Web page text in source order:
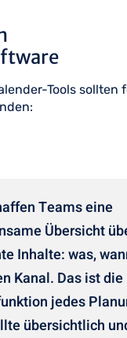
Tools sollten
Teams eine
Übersicht
Inhalte: was,
Kanal. Das ist die
jedes
übersichtlich